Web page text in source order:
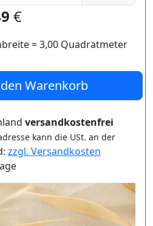
€
=3,00 Quadratmeter
Warenkorb
versandkostenfrei
kann die USt. an der
zzgl. Versandkosten